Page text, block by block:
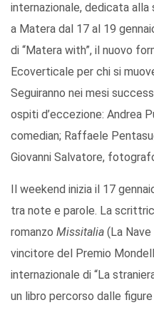
internazionale, dedicata
a Matera dal 17 al 19
di “Matera with”, il nuovo
Ecoverticale per chi si
Seguiranno nei mesi
ospiti d’eccezione: Andrea
comedian; Raffaele
Giovanni Salvatore,
Il weekend inizia il 17
tra note e parole. La
romanzo Missitalia (La
vincitore del Premio
internazionale di “La
un libro percorso dalle